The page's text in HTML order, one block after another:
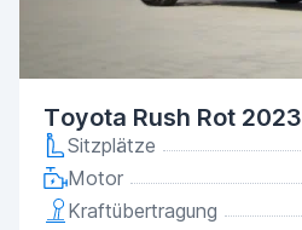
Toyota Rush Rot 2023
Sitzplätze
Motor
Kraftübertragung